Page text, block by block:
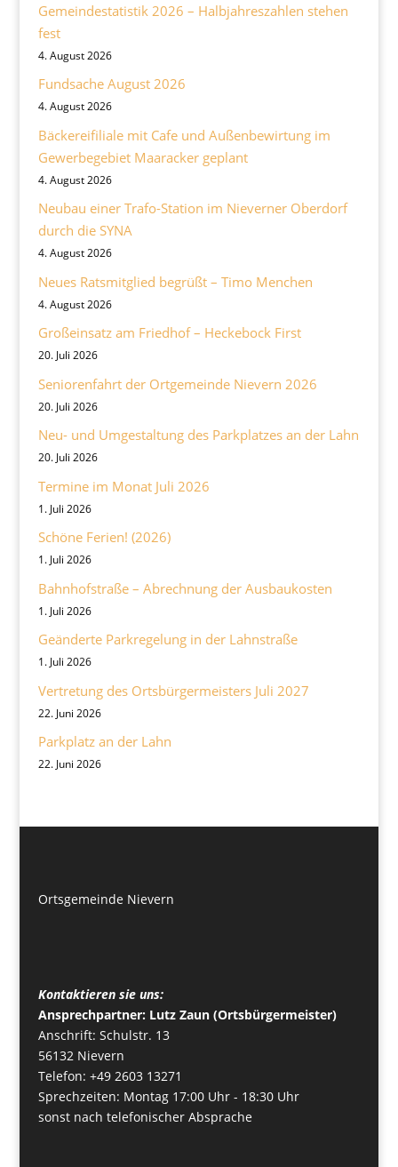
Gemeindestatistik 2026 – Halbjahreszahlen stehen
fest
4. August 2026
Fundsache August 2026
4. August 2026
Bäckereifiliale mit Cafe und Außenbewirtung im
Gewerbegebiet Maaracker geplant
4. August 2026
Neubau einer Trafo-Station im Nieverner Oberdorf
durch die SYNA
4. August 2026
Neues Ratsmitglied begrüßt – Timo Menchen
4. August 2026
Großeinsatz am Friedhof – Heckebock First
20. Juli 2026
Seniorenfahrt der Ortgemeinde Nievern 2026
20. Juli 2026
Neu- und Umgestaltung des Parkplatzes an der Lahn
20. Juli 2026
Termine im Monat Juli 2026
1. Juli 2026
Schöne Ferien! (2026)
1. Juli 2026
Bahnhofstraße – Abrechnung der Ausbaukosten
1. Juli 2026
Geänderte Parkregelung in der Lahnstraße
1. Juli 2026
Vertretung des Ortsbürgermeisters Juli 2027
22. Juni 2026
Parkplatz an der Lahn
22. Juni 2026
Ortsgemeinde Nievern
Kontaktieren sie uns:
Ansprechpartner: Lutz Zaun (Ortsbürgermeister)
Anschrift: Schulstr. 13
56132 Nievern
Telefon: +49 2603 13271
Sprechzeiten: Montag 17:00 Uhr - 18:30 Uhr
sonst nach telefonischer Absprache